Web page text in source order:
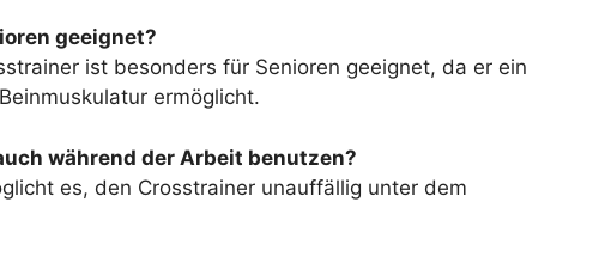
geeignet?
ist besonders für Senioren geeignet, da er ein
ermöglicht.
während der Arbeit benutzen?
es, den Crosstrainer unauffällig unter dem